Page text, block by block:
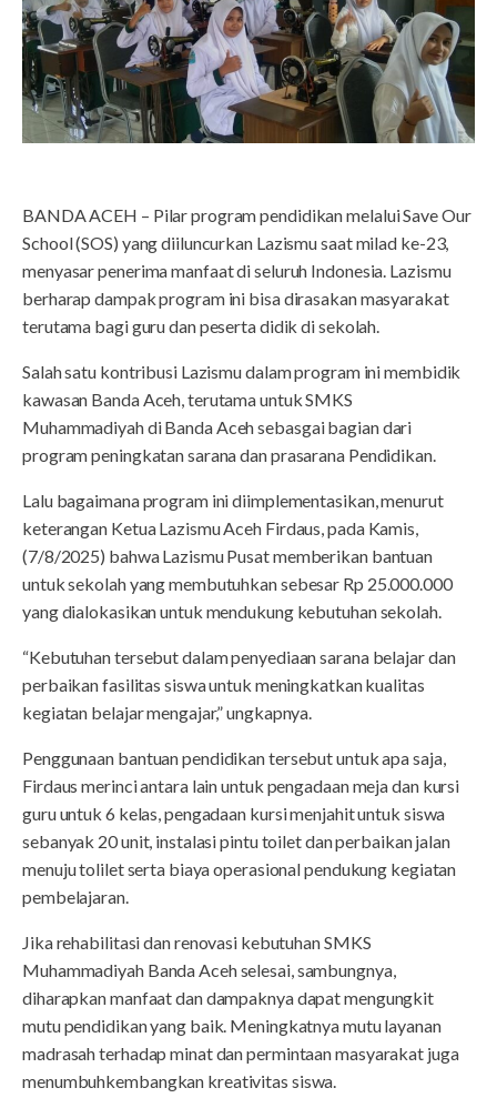
BANDA ACEH – Pilar program pendidikan melalui Save Our
School (SOS) yang diiluncurkan Lazismu saat milad ke-23,
menyasar penerima manfaat di seluruh Indonesia. Lazismu
berharap dampak program ini bisa dirasakan masyarakat
terutama bagi guru dan peserta didik di sekolah.
Salah satu kontribusi Lazismu dalam program ini membidik
kawasan Banda Aceh, terutama untuk SMKS
Muhammadiyah di Banda Aceh sebasgai bagian dari
program peningkatan sarana dan prasarana Pendidikan.
Lalu bagaimana program ini diimplementasikan, menurut
keterangan Ketua Lazismu Aceh Firdaus, pada Kamis,
(7/8/2025) bahwa Lazismu Pusat memberikan bantuan
untuk sekolah yang membutuhkan sebesar Rp 25.000.000
yang dialokasikan untuk mendukung kebutuhan sekolah.
“Kebutuhan tersebut dalam penyediaan sarana belajar dan
perbaikan fasilitas siswa untuk meningkatkan kualitas
kegiatan belajar mengajar,” ungkapnya.
Penggunaan bantuan pendidikan tersebut untuk apa saja,
Firdaus merinci antara lain untuk pengadaan meja dan kursi
guru untuk 6 kelas, pengadaan kursi menjahit untuk siswa
sebanyak 20 unit, instalasi pintu toilet dan perbaikan jalan
menuju tolilet serta biaya operasional pendukung kegiatan
pembelajaran.
Jika rehabilitasi dan renovasi kebutuhan SMKS
Muhammadiyah Banda Aceh selesai, sambungnya,
diharapkan manfaat dan dampaknya dapat mengungkit
mutu pendidikan yang baik. Meningkatnya mutu layanan
madrasah terhadap minat dan permintaan masyarakat juga
menumbuhkembangkan kreativitas siswa.